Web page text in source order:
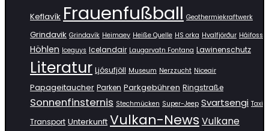
Keflavík Frauenfußball Geothermiekraftwerk
Grindavik Grindavík Heimaey Heiße Quelle HS orka Hvalfjörður Háifoss
Höhlen Iceguys Icelandair Laugarvatn Fontana Lawinenschutz
Literatur Ljósufjöll Museum Nerzzucht Niceair
Papageitaucher Parken Parkgebühren Ringstraße
Sonnenfinsternis Stechmücken Super-Jeep Svartsengi Taxi
Transport Unterkunft Vulkan-News Vulkane